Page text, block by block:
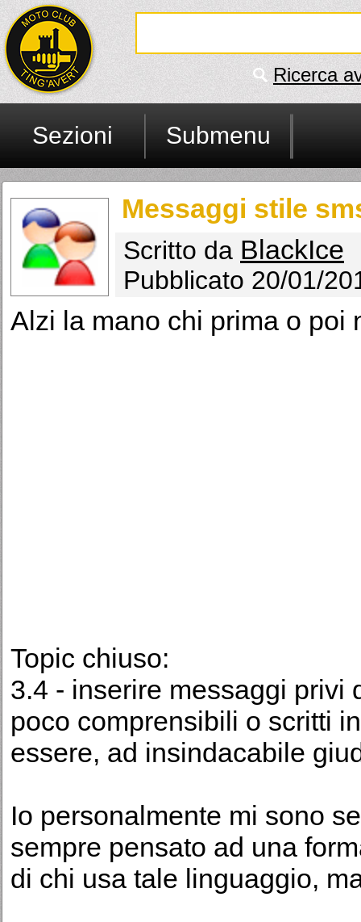
Ricerca
Sezioni Submenu
Messaggi stile
Scritto da BlackIce
Pubblicato 20/01/
Alzi la mano chi prima o poi
Topic chiuso:
3.4 - inserire messaggi privi
poco comprensibili o scritti
essere, ad insindacabile
Io personalmente mi sono
sempre pensato ad una
di chi usa tale linguaggio,